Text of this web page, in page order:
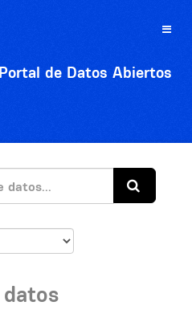
Toggle
Portal de Datos Abiertos